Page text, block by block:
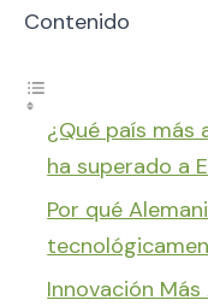
Contenido
¿Qué país
ha superado a
Por qué
Innovación